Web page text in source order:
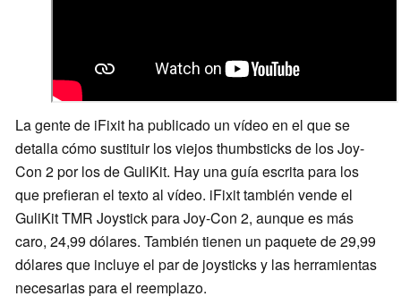
La gente de iFixit ha publicado un vídeo en el que se
detalla cómo sustituir los viejos thumbsticks de los Joy-
Con 2 por los de GuliKit. Hay una guía escrita para los
que prefieran el texto al vídeo. iFixit también vende el
GuliKit TMR Joystick para Joy-Con 2, aunque es más
caro, 24,99 dólares. También tienen un paquete de 29,99
dólares que incluye el par de joysticks y las herramientas
necesarias para el reemplazo.